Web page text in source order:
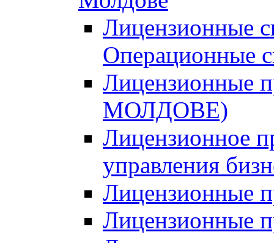
Лицензионные
Операционные
Лицензионные
МОЛДОВЕ)
Лицензионное
управления
Лицензионные
Лицензионные